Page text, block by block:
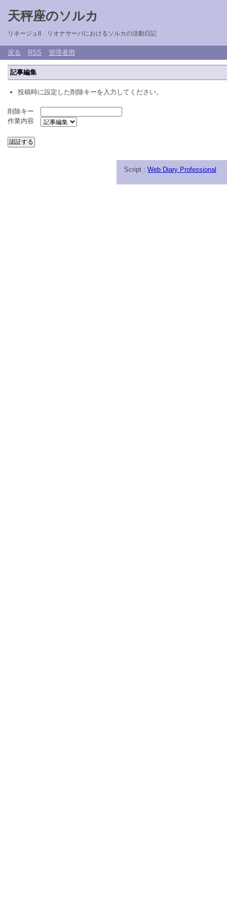
天秤座のソルカ
リネージュII リオナサーバにおけるソルカの活動日記
戻る RSS 管理者用
記事編集
投稿時に設定した削除キーを入力してください。
削除キー
作業内容
Script : Web Diary Professional